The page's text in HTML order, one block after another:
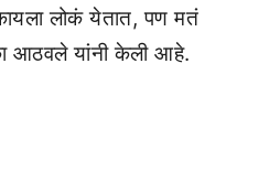
लोकं येतात, पण मतं
आठवले यांनी केली आहे.